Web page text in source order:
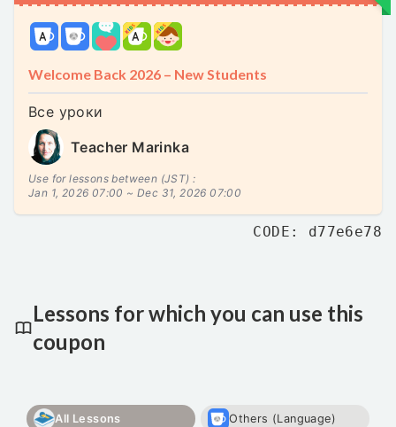
Welcome Back 2026 – New Students
Все уроки
Teacher Marinka
Use for lessons between (JST) :
Jan 1, 2026 07:00 ~Dec 31, 2026 07:00
CODE: d77e6e78
Lessons for which you can use this
coupon
All Lessons Others (Language)